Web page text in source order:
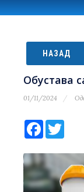
НАЗАД
Обустава
01/11/2024
Facebook